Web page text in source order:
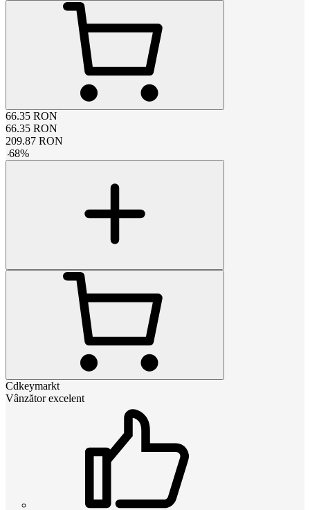
66.35 RON
66.35 RON
209.87 RON
-68%
Cdkeymarkt
Vânzător excelent